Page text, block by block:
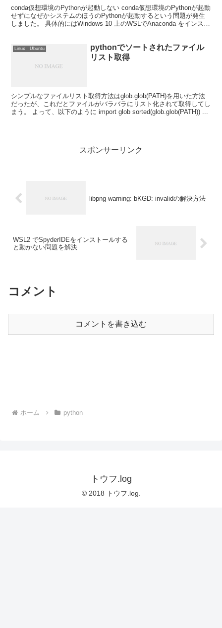
conda仮想環境のPythonが起動しない conda仮想環境のPythonが起動
せずになぜかシステムのほうのPythonが起動するという問題が発生
しました。 具体的にはWindows 10 上のWSLでAnaconda をインスト
Linux Ubuntu
pythonでソートされたファイル
リスト取得
シンプルなファイルリスト取得方法はglob.glob(PATH)を用いた方法
だったが、これだとファイルがバラバラにリスト化されて取得してし
まう。 よって、以下のように import glob sorted(glob.glob(PATH)) ...
スポンサーリンク
libpng warning: bKGD: invalidの解決方法
WSL2 でSpyderIDEをインストールする
と動かない問題を解決
コメント
コメントを書き込む
ホーム python
トウフ.log
© 2018 トウフ.log.